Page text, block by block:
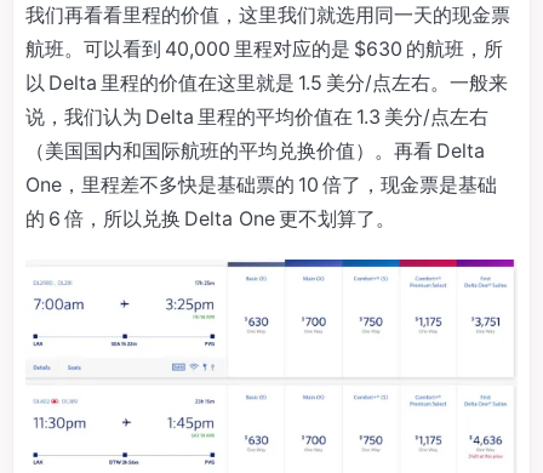
我们再看看里程的价值，这里我们就选用同一天的现金票
航班。可以看到 40,000 里程对应的是 $630 的航班，所
以 Delta 里程的价值在这里就是 1.5 美分/点左右。一般来
说，我们认为 Delta 里程的平均价值在 1.3 美分/点左右
（美国国内和国际航班的平均兑换价值）。再看 Delta
One，里程差不多快是基础票的 10 倍了，现金票是基础
的 6 倍，所以兑换 Delta One 更不划算了。